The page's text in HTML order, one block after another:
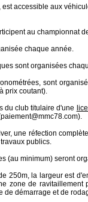
accessible aux
au championnat
chaque année.
sont organisées
sont
prix coutant).
du club titulaire d'une
une réfection
publics.
(au minimum) seront
250m, la largeur est
zone de
de démarrage et de